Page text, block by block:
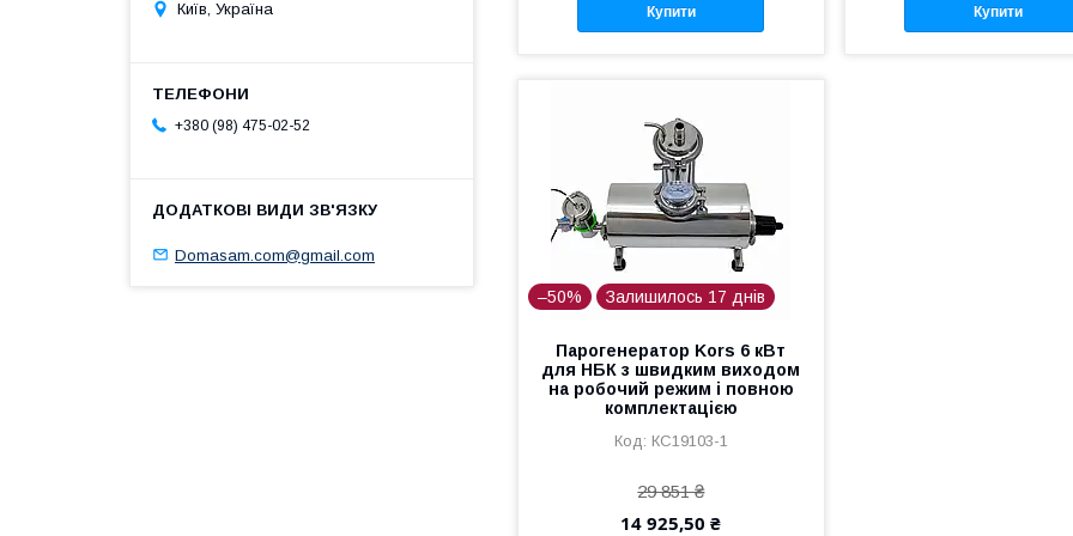
Купити Купити
–50% Залишилось 17 днів
Парогенератор Kors 6 кВт
для НБК з швидким виходом
на робочий режим і повною
комплектацією
КС19103-1
29 851 ₴
14 925,50 ₴
Київ, Україна
+380 (98) 475-02-52
Domasam.com@gmail.com